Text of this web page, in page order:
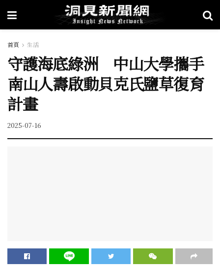
首頁 生活
守護海底綠洲 中山大學攜手
南山人壽啟動貝克氏鹽草復育
計畫
2025-07-16